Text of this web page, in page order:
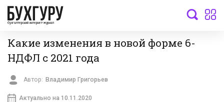
бухгалтерский интернет-журнал
Какие изменения в новой форме 6-
НДФЛ с 2021 года
Автор: Владимир Григорьев
Актуально на 10.11.2020